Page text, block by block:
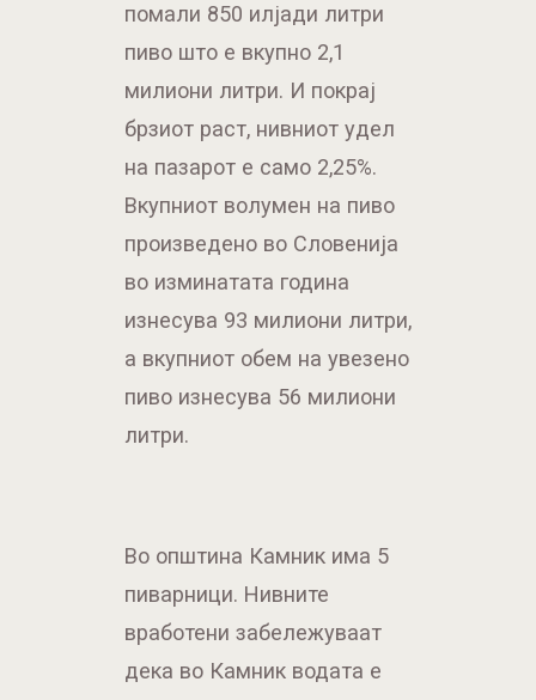
помали 850 илјади литри
пиво што е вкупно 2,1
милиони литри. И покрај
брзиот раст, нивниот удел
на пазарот е само 2,25%.
Вкупниот волумен на пиво
произведенo во Словенија
во изминатата година
изнесува 93 милиони литри,
а вкупниот обем на увезено
пиво изнесува 56 милиони
литри.
Во општина Камник има 5
пиварници. Нивните
вработени забележуваат
дека во Камник водата е